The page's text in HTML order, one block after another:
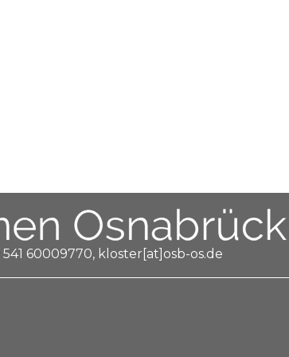
541 60009770, kloster[at]osb-os.de